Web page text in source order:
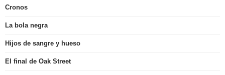
Cronos
La bola negra
Hijos de sangre y hueso
El final de Oak Street